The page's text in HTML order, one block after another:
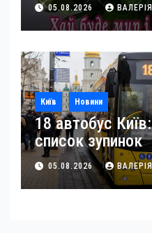
05.08.2026
Київ Новини
18 автобус
список зупинок
05.08.2026